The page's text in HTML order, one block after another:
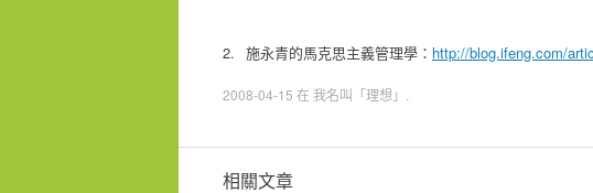
2. 施永青的馬克思主義管理學： http://blog.ifeng.com/
2008-04-15 在 我名叫「理想」
相關文章